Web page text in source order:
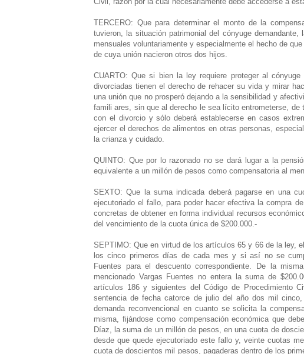
TERCERO: Que para determinar el monto de la
tuvieron, la situación patrimonial del cónyuge
mensuales voluntariamente y especialmente el hecho de
de cuya unión nacieron otros dos hijos.
CUARTO: Que si bien la ley requiere proteger al
divorciadas tienen el derecho de rehacer su vida y mirar
una unión que no prosperó dejando a la sensibilidad y
famili ares, sin que al derecho le sea lícito entrometerse,
con el divorcio y sólo deberá establecerse en casos
ejercer el derechos de alimentos en otras personas,
la crianza y cuidado.
QUINTO: Que por lo razonado no se dará lugar a la
equivalente a un millón de pesos como compensatoria al
SEXTO: Que la suma indicada deberá pagarse en una
ejecutoriado el fallo, para poder hacer efectiva la compra
concretas de obtener en forma individual recursos
del vencimiento de la cuota única de $200.000.-
SEPTIMO: Que en virtud de los artículos 65 y 66 de la ley,
los cinco primeros días de cada mes y si así no se
Fuentes para el descuento correspondiente. De la
mencionado Vargas Fuentes no entera la suma de
artículos 186 y siguientes del Código de Procedimiento
sentencia de fecha catorce de julio del año dos mil
demanda reconvencional en cuanto se solicita la
misma, fijándose como compensación económica que
Díaz, la suma de un millón de pesos, en una cuota de
desde que quede ejecutoriado este fallo y, veinte cuotas
cuota de doscientos mil pesos, pagaderas dentro de los